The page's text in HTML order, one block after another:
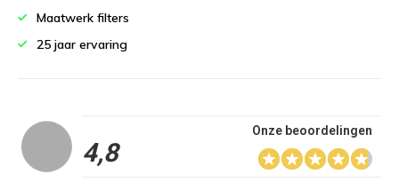
Maatwerk filters
25 jaar ervaring
4,8
Onze beoordelingen